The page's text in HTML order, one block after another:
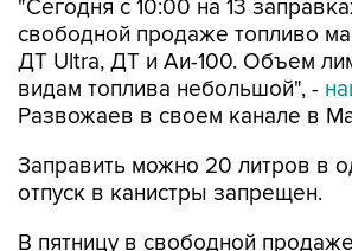
"Сегодня с 10:00 на 13
свободной продаже топливо
ДТ Ultra, ДТ и Аи-100. Объем
видам топлива небольшой", -
Развожаев в своем канале в
Заправить можно 20 литров в
отпуск в канистры запрещен.
В пятницу в свободной